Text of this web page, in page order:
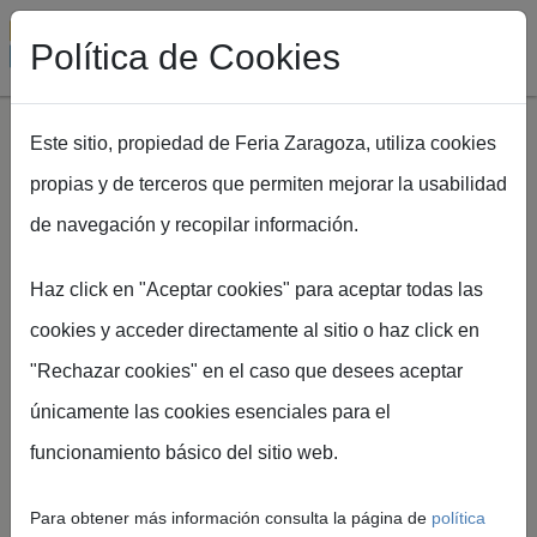
Pasar al contenido principal
CENA
SECTORIAL
Política de Cookies
Este sitio, propiedad de Feria Zaragoza, utiliza cookies
propias y de terceros que permiten mejorar la usabilidad
de navegación y recopilar información.
Haz click en "Aceptar cookies" para aceptar todas las
cookies y acceder directamente al sitio o haz click en
"Rechazar cookies" en el caso que desees aceptar
únicamente las cookies esenciales para el
funcionamiento básico del sitio web.
Para obtener más información consulta la página de política